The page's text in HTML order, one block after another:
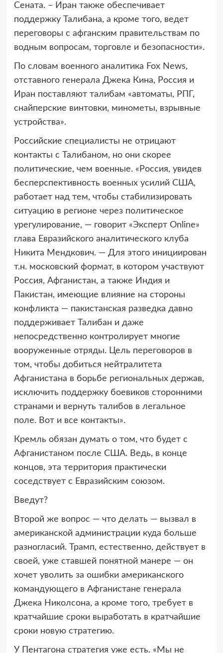
Сената. – Иран также обеспечивает
поддержку Талибана, а кроме того, ведет
переговоры с афганским правительствам по
водным вопросам, торговле и безопасности».
По словам военного аналитика Fox News,
отставного генерала Джека Кина, Россия и
Иран поставляют талибам «автоматы, РПГ,
снайперские винтовки, минометы, взрывные
устройства».
Российские специалисты не отрицают
контакты с Талибаном, но они скорее
политические, чем военные. «Россия, увидев
бесперспективность военных усилий США,
работает над тем, чтобы стабилизировать
ситуацию в регионе через политическое
урегулирование, — говорит «Эксперт Online»
глава Евразийского аналитического клуба
Никита Мендкович. — Для этого инициирован
т.н. московский формат, в котором участвуют
Россия, Афганистан, а также Индия и
Пакистан, имеющие влияние на стороны
конфликта — пакистанская разведка давно
поддерживает Талибан и даже
непосредственно контролирует многие
вооруженные отряды. Цель переговоров в
том, чтобы добиться нейтралитета
Афганистана в борьбе региональных держав,
исключить поддержку боевиков сторонними
странами и вернуть талибов в легальное
поле. Вот и все контакты».
Кремль обязан думать о том, что будет с
Афганистаном после США. Ведь, в конце
концов, эта территория практически
соседствует с Евразийским союзом.
Введут?
Второй же вопрос — что делать — вызвал в
американской администрации куда больше
разногласий. Трамп, естественно, действует в
своей, уже ставшей понятной манере — он
хочет уволить за ошибки американского
командующего в Афганистане генерала
Джека Николсона, а кроме того, требует в
кратчайшие сроки выработать в кратчайшие
сроки новую стратегию.
У Пентагона стратегия уже есть. «Мы не